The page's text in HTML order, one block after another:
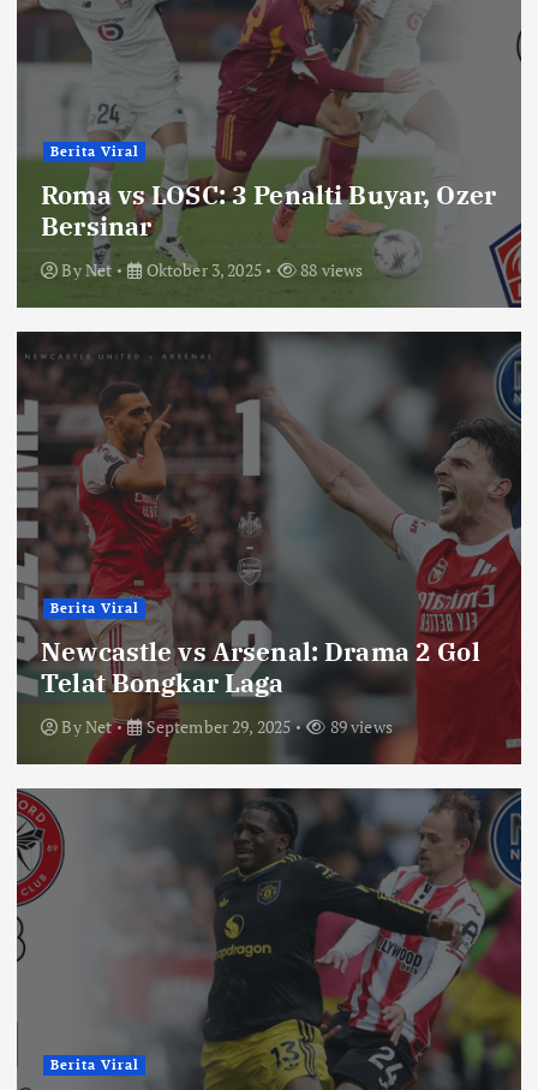
Berita Viral
Roma vs LOSC: 3 Penalti Buyar, Ozer
Bersinar
ByNet Oktober 3, 2025 88 views
Berita Viral
Newcastle vs Arsenal: Drama 2 Gol
Telat Bongkar Laga
ByNet September 29, 2025 89 views
Berita Viral